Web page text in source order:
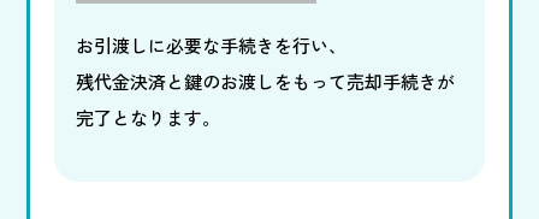
お引渡しに必要な手続きを行い、
残代金決済と鍵のお渡しをもって売却手続きが
完了となります。